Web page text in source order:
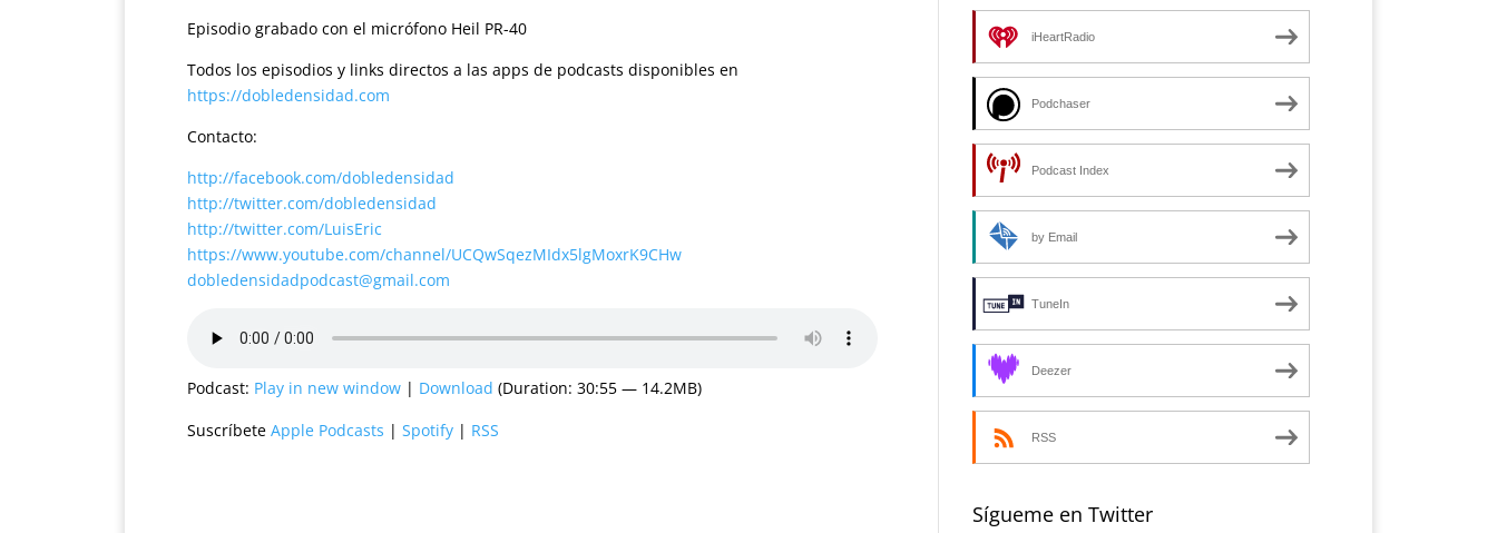
Episodio grabado con el micrófono Heil PR-40
Todos los episodios y links directos a las apps de podcasts disponibles en
https://dobledensidad.com
Contacto:
http://facebook.com/dobledensidad
http://twitter.com/dobledensidad
http://twitter.com/LuisEric
https://www.youtube.com/channel/UCQwSqezMIdx5lgMoxrK9CHw
dobledensidadpodcast@gmail.com
Podcast: Play in new window | Download (Duration: 30:55 — 14.2MB)
Suscríbete Apple Podcasts | Spotify | RSS
iHeartRadio
Podchaser
Podcast Index
by Email
TuneIn
Deezer
RSS
Sígueme en Twitter